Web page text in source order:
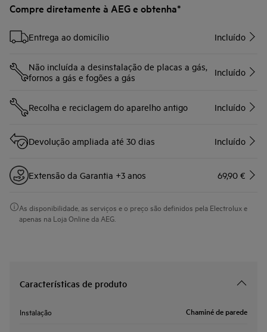
Compre diretamente à AEG e obtenha*
Entrega ao domicílio Incluído
Não incluída a desinstalação de placas a gás,
fornos a gás e fogões a gás
Incluído
Recolha e reciclagem do aparelho antigo Incluído
Devolução ampliada até 30 dias Incluído
Extensão da Garantia +3 anos 69,90 €
As disponibilidade, as serviços e o preço são definidos pela Electrolux e
apenas na Loja Online da AEG.
Características de produto
Instalação Chaminé de parede